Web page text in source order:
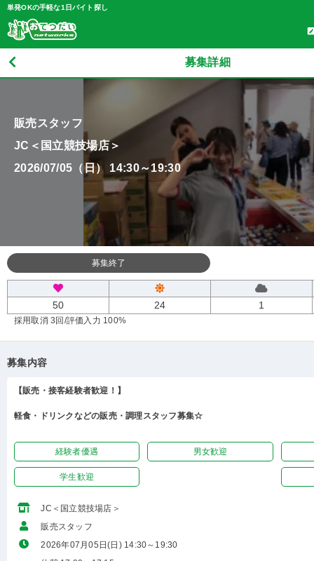
単発OKの手軽な1日バイト探し
募集詳細
販売スタッフ
JC＜国立競技場店＞
2026/07/05（日） 14:30～19:30
募集終了
50 24 1
採用取消 3回 /評価入力 100%
募集内容
【販売・接客経験者歓迎！】
軽食・ドリンクなどの販売・調理スタッフ募集☆
経験者優遇 男女歓迎
学生歓迎
JC＜国立競技場店＞
販売スタッフ
2026年07月05日(日) 14:30～19:30